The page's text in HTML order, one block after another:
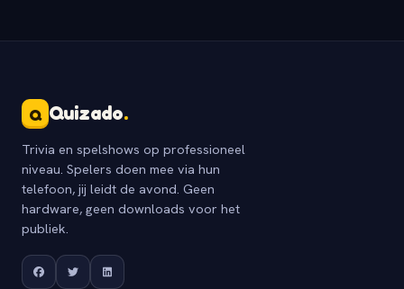
Q Quizado.
Trivia en spelshows op professioneel
niveau. Spelers doen mee via hun
telefoon, jij leidt de avond. Geen
hardware, geen downloads voor het
publiek.